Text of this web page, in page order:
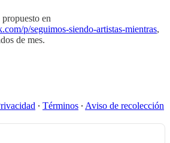
en
p/seguimos-siendo-artistas-mientras,
de mes.
∙ Términos ∙ Aviso de recolección